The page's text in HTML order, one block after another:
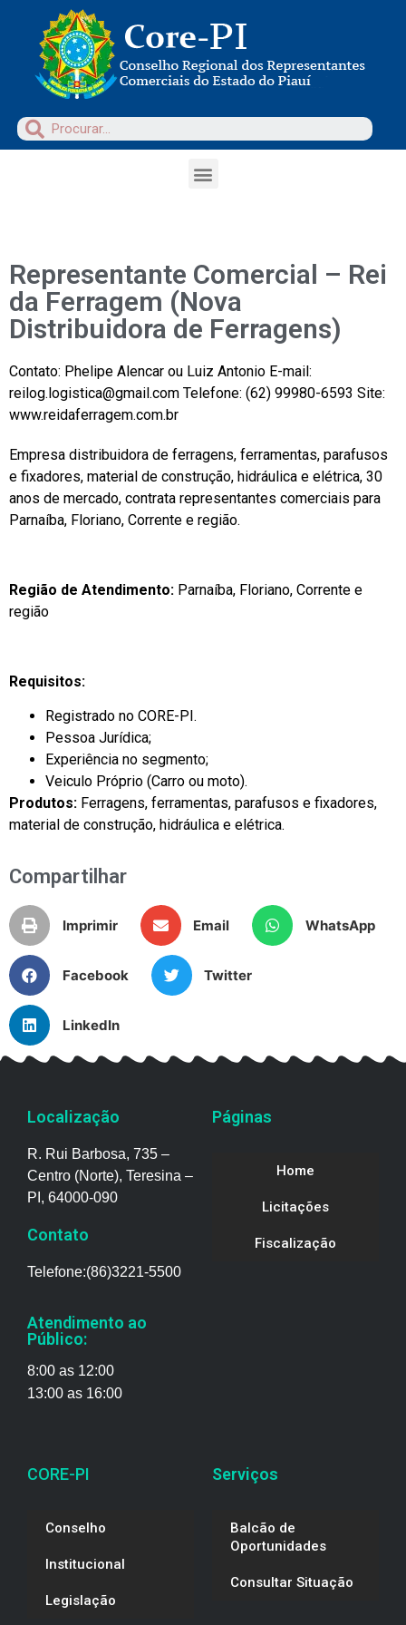
Representante Comercial – Rei
da Ferragem (Nova
Distribuidora de Ferragens)
Contato: Phelipe Alencar ou Luiz Antonio E-mail:
reilog.logistica@gmail.com Telefone: (62) 99980-6593 Site:
www.reidaferragem.com.br
Empresa distribuidora de ferragens, ferramentas, parafusos
e fixadores, material de construção, hidráulica e elétrica, 30
anos de mercado, contrata representantes comerciais para
Parnaíba, Floriano, Corrente e região.
Região de Atendimento: Parnaíba, Floriano, Corrente e
região
Requisitos:
Registrado no CORE-PI.
Pessoa Jurídica;
Experiência no segmento;
Veiculo Próprio (Carro ou moto).
Produtos: Ferragens, ferramentas, parafusos e fixadores,
material de construção, hidráulica e elétrica.
Compartilhar
Imprimir Email WhatsApp
Facebook Twitter
LinkedIn
Localização
R. Rui Barbosa, 735 –
Centro (Norte), Teresina –
PI, 64000-090
Contato
Telefone:(86)3221-5500
Atendimento ao
Público:
8:00 as 12:00
13:00 as 16:00
Páginas
Home
Licitações
Fiscalização
CORE-PI
Conselho
Institucional
Legislação
Serviços
Balcão de
Oportunidades
Consultar Situação